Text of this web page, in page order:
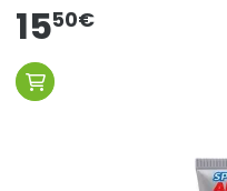
1550€